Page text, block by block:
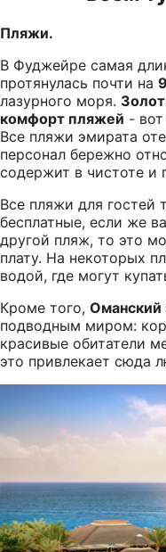
Пляжи.
В Фуджейре самая
протянулась почти на
лазурного моря.
комфорт пляжей -
Все пляжи эмирата
персонал бережно
содержит в чистоте и
Все пляжи для гостей
бесплатные, если же
другой пляж, то это
плату. На некоторых
водой, где могут
Кроме того, Оманский
подводным миром:
красивые обитатели
это привлекает сюда